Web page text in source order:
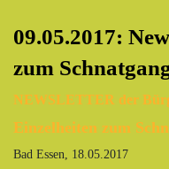
09.05.2017:
zum
NEWSLETTER der
Einzelheiten zum
Bad Essen, 18.05.2017